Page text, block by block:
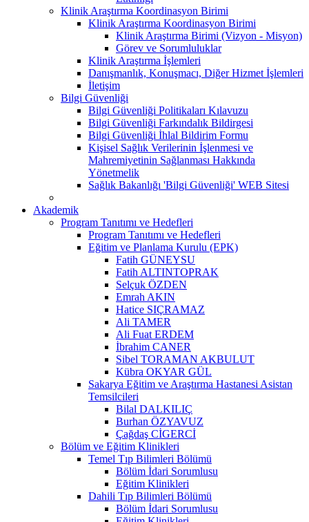
Klinik Araştırma Koordinasyon Birimi
Klinik Araştırma Koordinasyon Birimi
Klinik Araştırma Birimi (Vizyon - Misyon)
Görev ve Sorumluluklar
Klinik Araştırma İşlemleri
Danışmanlık, Konuşmacı, Diğer Hizmet İşlemleri
İletişim
Bilgi Güvenliği
Bilgi Güvenliği Politikaları Kılavuzu
Bilgi Güvenliği Farkındalık Bildirgesi
Bilgi Güvenliği İhlal Bildirim Formu
Kişisel Sağlık Verilerinin İşlenmesi ve
Mahremiyetinin Sağlanması Hakkında
Yönetmelik
Sağlık Bakanlığı 'Bilgi Güvenliği' WEB Sitesi
Akademik
Program Tanıtımı ve Hedefleri
Program Tanıtımı ve Hedefleri
Eğitim ve Planlama Kurulu (EPK)
Fatih GÜNEYSU
Fatih ALTINTOPRAK
Selçuk ÖZDEN
Emrah AKIN
Hatice SIÇRAMAZ
Ali TAMER
Ali Fuat ERDEM
İbrahim CANER
Sibel TORAMAN AKBULUT
Kübra OKYAR GÜL
Sakarya Eğitim ve Araştırma Hastanesi Asistan
Temsilcileri
Bilal DALKILIÇ
Burhan ÖZYAVUZ
Çağdaş CİGERCİ
Bölüm ve Eğitim Klinikleri
Temel Tıp Bilimleri Bölümü
Bölüm İdari Sorumlusu
Eğitim Klinikleri
Dahili Tıp Bilimleri Bölümü
Bölüm İdari Sorumlusu